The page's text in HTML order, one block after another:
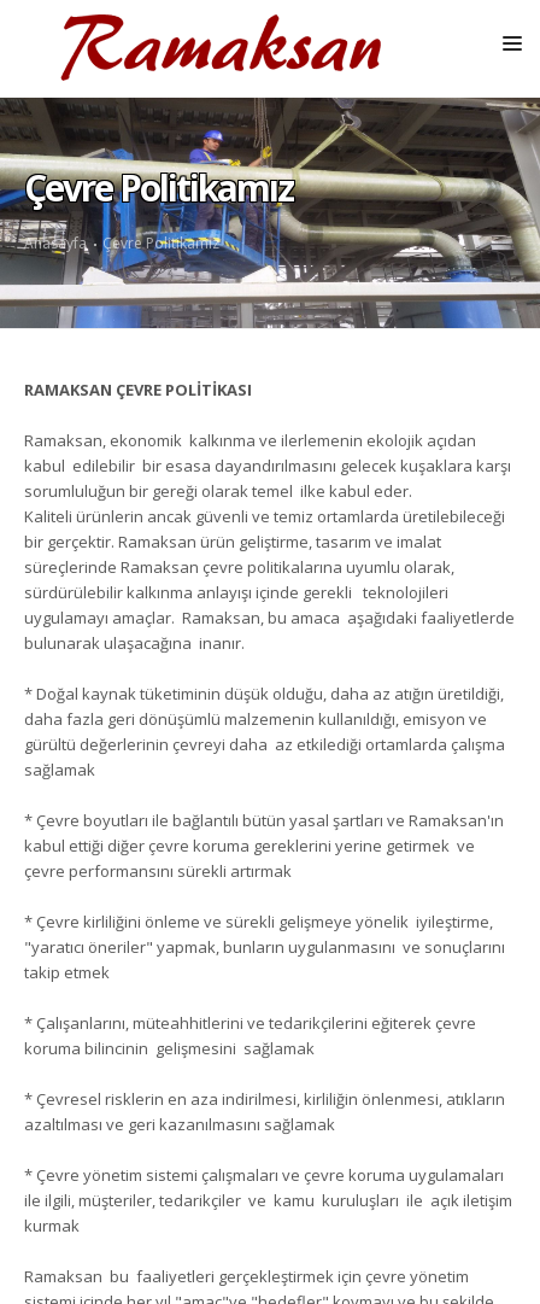
ANASAYFA
KURUMSAL
HIZMETLER
ÜRÜNLER
REFERANSLAR
GALERI
İLETIŞIM
Çevre Politikamız
Anasayfa Çevre Politikamız
RAMAKSAN ÇEVRE POLİTİKASI
Ramaksan, ekonomik kalkınma ve ilerlemenin ekolojik açıdan
kabul edilebilir bir esasa dayandırılmasını gelecek kuşaklara karşı
sorumluluğun bir gereği olarak temel ilke kabul eder.
Kaliteli ürünlerin ancak güvenli ve temiz ortamlarda üretilebileceği
bir gerçektir. Ramaksan ürün geliştirme, tasarım ve imalat
süreçlerinde Ramaksan çevre politikalarına uyumlu olarak,
sürdürülebilir kalkınma anlayışı içinde gerekli teknolojileri
uygulamayı amaçlar. Ramaksan, bu amaca aşağıdaki faaliyetlerde
bulunarak ulaşacağına inanır.
* Doğal kaynak tüketiminin düşük olduğu, daha az atığın üretildiği,
daha fazla geri dönüşümlü malzemenin kullanıldığı, emisyon ve
gürültü değerlerinin çevreyi daha az etkilediği ortamlarda çalışma
sağlamak
* Çevre boyutları ile bağlantılı bütün yasal şartları ve Ramaksan'ın
kabul ettiği diğer çevre koruma gereklerini yerine getirmek ve
çevre performansını sürekli artırmak
* Çevre kirliliğini önleme ve sürekli gelişmeye yönelik iyileştirme,
"yaratıcı öneriler" yapmak, bunların uygulanmasını ve sonuçlarını
takip etmek
* Çalışanlarını, müteahhitlerini ve tedarikçilerini eğiterek çevre
koruma bilincinin gelişmesini sağlamak
* Çevresel risklerin en aza indirilmesi, kirliliğin önlenmesi, atıkların
azaltılması ve geri kazanılmasını sağlamak
* Çevre yönetim sistemi çalışmaları ve çevre koruma uygulamaları
ile ilgili, müşteriler, tedarikçiler ve kamu kuruluşları ile açık iletişim
kurmak
Ramaksan bu faaliyetleri gerçekleştirmek için çevre yönetim